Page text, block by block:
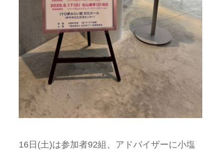
16日(土)は参加者92組、アドバイザーに小塩